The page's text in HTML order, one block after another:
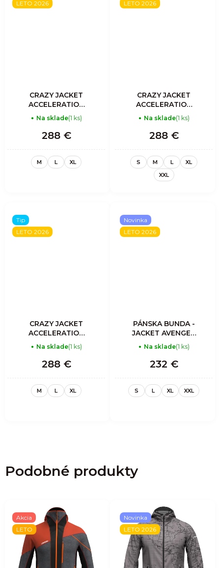
LETO 2026
CRAZY JACKET
ACCELERATION
LIGHT MAN
ZENITH
Na sklade(1 ks)
288 €
M L XL
LETO 2026
CRAZY JACKET
ACCELERATION
LIGHT MAN
SULPHUR
Na sklade(1 ks)
288 €
S M L
XL
XXL
Tip
LETO 2026
CRAZY JACKET
ACCELERATION
LIGHT MAN
ORIENTE
Na sklade(1 ks)
288 €
M L XL
Novinka
LETO 2026
PÁNSKA BUNDA -
JACKET AVENGER
LIGHT MAN -
SULPHUR
Na sklade(1 ks)
232 €
S L XL XXL
Podobné produkty
Akcia
LETO
Novinka
LETO 2026